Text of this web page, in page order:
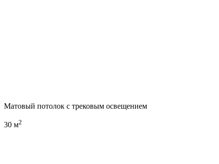
Матовый потолок с трековым освещением
30 м2